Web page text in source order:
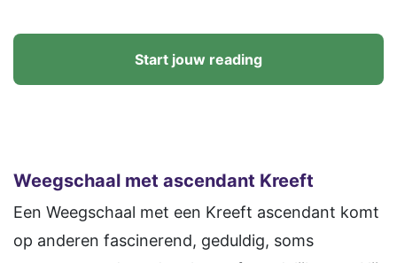
Start jouw reading
Weegschaal met ascendant Kreeft
Een Weegschaal met een Kreeft ascendant komt
op anderen fascinerend, geduldig, soms